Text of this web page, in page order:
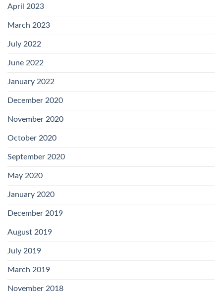
April 2023
March 2023
July 2022
June 2022
January 2022
December 2020
November 2020
October 2020
September 2020
May 2020
January 2020
December 2019
August 2019
July 2019
March 2019
November 2018